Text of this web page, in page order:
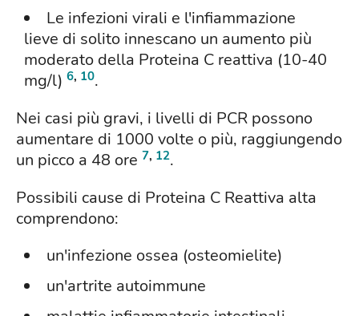
Le infezioni virali e l'infiammazione
lieve di solito innescano un aumento più
moderato della Proteina C reattiva (10-40
mg/l) 6, 10.
Nei casi più gravi, i livelli di PCR possono
aumentare di 1000 volte o più, raggiungendo
un picco a 48 ore 7, 12.
Possibili cause di Proteina C Reattiva alta
comprendono:
un'infezione ossea (osteomielite)
un'artrite autoimmune